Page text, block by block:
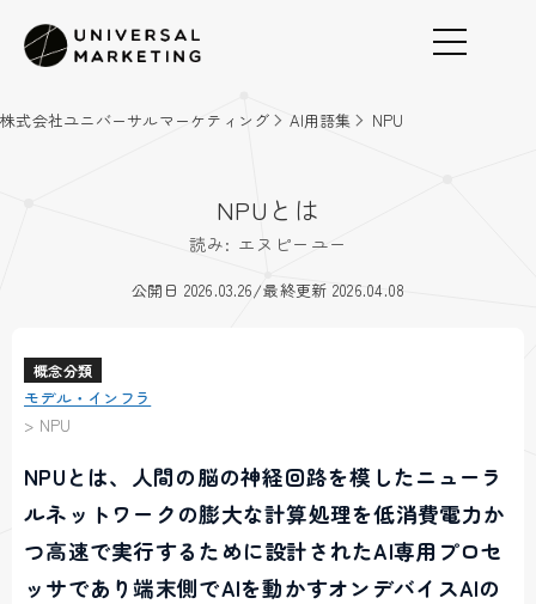
株式会社ユニバーサルマーケティング AI用語集 NPU
NPUとは
読み: エヌピーユー
公開日 2026.03.26/最終更新 2026.04.08
概念分類
モデル・インフラ
> NPU
NPUとは、人間の脳の神経回路を模したニューラ
ルネットワークの膨大な計算処理を低消費電力か
つ高速で実行するために設計されたAI専用プロセ
ッサであり端末側でAIを動かすオンデバイスAIの